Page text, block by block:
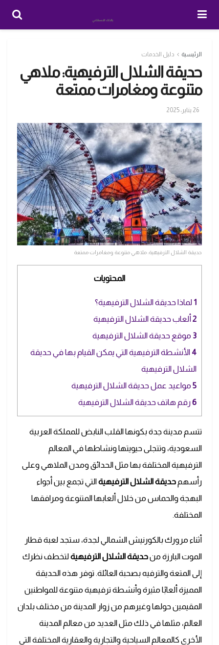
الرئيسية دليل الخدمات
حديقة الشلال الترفيهية: ملاهي
متنوعة ومغامرات ممتعة
26 يناير، 2025
حديقة الشلال الترفيهية: ملاهي متنوعة ومغامرات ممتعة
المحتويات
1لماذا حديقة الشلال الترفيهية؟
2ألعاب حديقة الشلال الترفيهية
3 موقع حديقة الشلال الترفيهية
4 الأنشطة الترفيهية التي يمكن القيام بها في حديقة
الشلال الترفيهية
5 مواعيد عمل حديقة الشلال الترفيهية
6رقم هاتف حديقة الشلال الترفيهية
تتسم مدينة جدة بكونها القلب النابض للمملكة العربية
السعودية، وتتجلى حيويتها ونشاطها في المعالم
الترفيهية المختلفة بها مثل الحدائق ومدن الملاهي وعلى
رأسهم حديقة الشلال الترفيهيةالتي تجمع بين أجواء
البهجة والحماس من خلال ألعابها المتنوعة ومرافقها
المختلفة.
أثناء مرورك بالكورنيش الشمالي لجدة، ستجد لعبة قطار
الموت البارزة منحديقة الشلال الترفيهيةلتخطف نظرك
إلى المتعة والترفيه بصحبة العائلة. توفر هذه الحديقة
المميزة ألعابًا مثيرة وأنشطة ترفيهية متنوعة للمواطنين
المقيمين حولها وغيرهم من زوار المدينة من مختلف بلدان
العالم، مثلها في ذلك مثل العديد من معالم المدينة
الأخرى كالمعالم السياحية والتجارية والعقارية المختلفة التي